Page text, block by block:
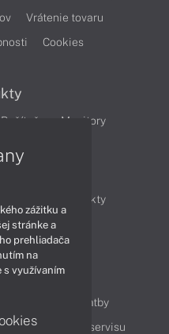
Vrátenie tovaru
Cookies
Počítače Monitory
Produkty
Videá
doručenia a platby
služby Cenník servisu
zážitku a
stránke a
prehliadača
na
s využívaním